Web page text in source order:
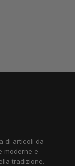
di articoli da
moderne e
tradizione.